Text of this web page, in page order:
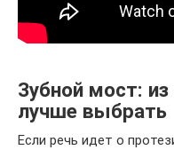
Зубной мост:
лучше выбрать
Если речь идет о